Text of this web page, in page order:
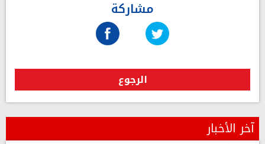
مشاركة
الرجوع
آخر الأخبار